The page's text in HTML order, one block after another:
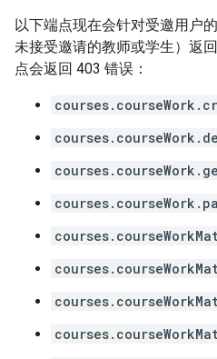
以下端点现在会针对受邀用户
未接受邀请的教师或学生）返
点会返回 403 错误：